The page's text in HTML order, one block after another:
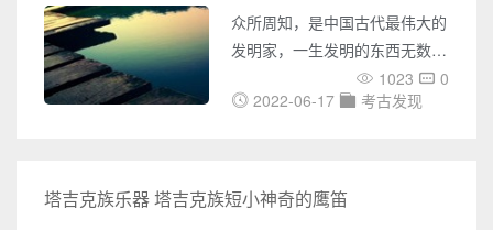
葬雕塑的一个种类，就是推行人
陪葬，奴隶为所有，在奴隶主死
后要作为殉葬品与之一同下葬，
因此兵马俑也就制成战车、战马
众所周知，是中国古代最伟大的
发明家，一生发明的东西无数，
其中最为神奇的便是木鹊，这个
木鹊相当了不起，能连飞3天不
详细的文章介绍。 鲁班发明
的无人机叫做"木鹊"，是用竹、
1023
0
2022-06-17
考古发现
塔吉克族乐器 塔吉克族短小神奇的鹰笛